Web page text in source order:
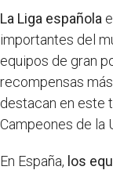
La Liga española
importantes del
equipos de gran
recompensas
destacan en este
Campeones de la
En España, los